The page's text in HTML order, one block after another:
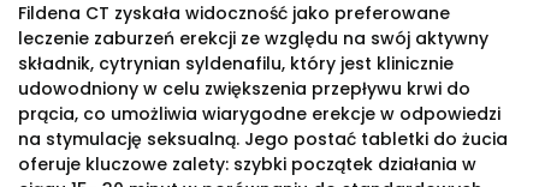
Fildena CT zyskała widoczność jako preferowane
leczenie zaburzeń erekcji ze względu na swój aktywny
składnik, cytrynian syldenafilu, który jest klinicznie
udowodniony w celu zwiększenia przepływu krwi do
prącia, co umożliwia wiarygodne erekcje w odpowiedzi
na stymulację seksualną. Jego postać tabletki do żucia
oferuje kluczowe zalety: szybki początek działania w